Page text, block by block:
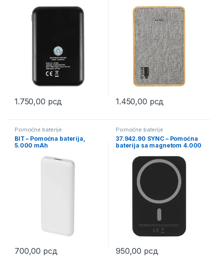
1.750,00 рсд 1.450,00 рсд
Pomoćne baterije
BIT – Pomoćna baterija,
5.000 mAh
700,00 рсд
Pomoćne baterije
37.942.90 SYNC – Pomoćna
baterija sa magnetom 4.000
950,00 рсд